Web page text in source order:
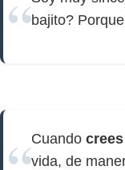
bajito?
Cuando crees
vida, de